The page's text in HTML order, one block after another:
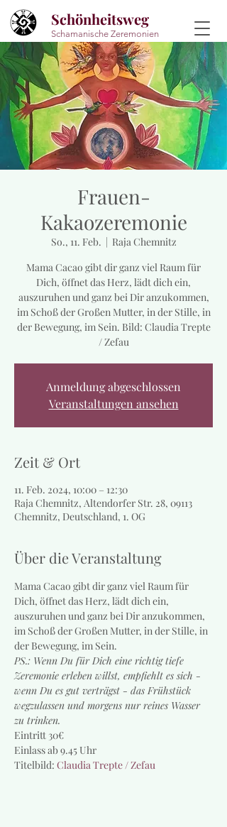
Schönheitsweg
Schamanische Zeremonien
Frauen-
Kakaozeremonie
So., 11. Feb.
  |
Raja Chemnitz
Mama Cacao gibt dir ganz viel Raum für
Dich, öffnet das Herz, lädt dich ein,
auszuruhen und ganz bei Dir anzukommen,
im Schoß der Großen Mutter, in der Stille, in
der Bewegung, im Sein. Bild: Claudia Trepte
/ Zefau
Anmeldung abgeschlossen
Veranstaltungen ansehen
Zeit & Ort
11. Feb. 2024, 10:00 – 12:30
Raja Chemnitz, Altendorfer Str. 28, 09113
Chemnitz, Deutschland, 1. OG
Über die Veranstaltung
Mama Cacao gibt dir ganz viel Raum für
Dich, öffnet das Herz, lädt dich ein,
auszuruhen und ganz bei Dir anzukommen,
im Schoß der Großen Mutter, in der Stille, in
der Bewegung, im Sein.
PS.: Wenn Du für Dich eine richtig tiefe
Zeremonie erleben willst, empfiehlt es sich -
wenn Du es gut verträgst - das Frühstück
wegzulassen und morgens nur reines Wasser
zu trinken.
Eintritt 30€
Einlass ab 9.45 Uhr
Titelbild: Claudia Trepte / Zefau